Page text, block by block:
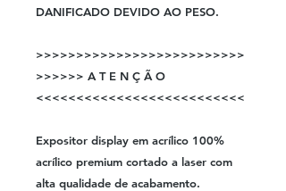
DANIFICADO DEVIDO AO PESO.
>>>>>>>>>>>>>>>>>>>>>>>>>>
>>>>>> A T E N Ç Ã O
<<<<<<<<<<<<<<<<<<<<<<<<<<
Expositor display em acrílico 100%
acrílico premium cortado a laser com
alta qualidade de acabamento.